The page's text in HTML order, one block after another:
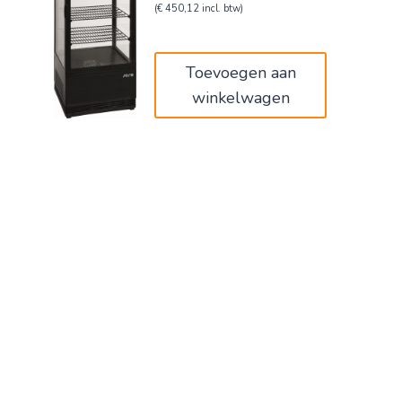
prijs
(€ 450,12 incl. btw)
Toevoegen aan
winkelwagen